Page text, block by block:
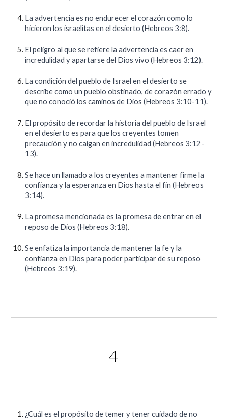
La advertencia es no endurecer el corazón como lo
hicieron los israelitas en el desierto (Hebreos 3:8).
El peligro al que se refiere la advertencia es caer en
incredulidad y apartarse del Dios vivo (Hebreos 3:12).
La condición del pueblo de Israel en el desierto se
describe como un pueblo obstinado, de corazón errado y
que no conoció los caminos de Dios (Hebreos 3:10-11).
El propósito de recordar la historia del pueblo de Israel
en el desierto es para que los creyentes tomen
precaución y no caigan en incredulidad (Hebreos 3:12-
13).
Se hace un llamado a los creyentes a mantener firme la
confianza y la esperanza en Dios hasta el fin (Hebreos
3:14).
La promesa mencionada es la promesa de entrar en el
reposo de Dios (Hebreos 3:18).
Se enfatiza la importancia de mantener la fe y la
confianza en Dios para poder participar de su reposo
(Hebreos 3:19).
4
¿Cuál es el propósito de temer y tener cuidado de no